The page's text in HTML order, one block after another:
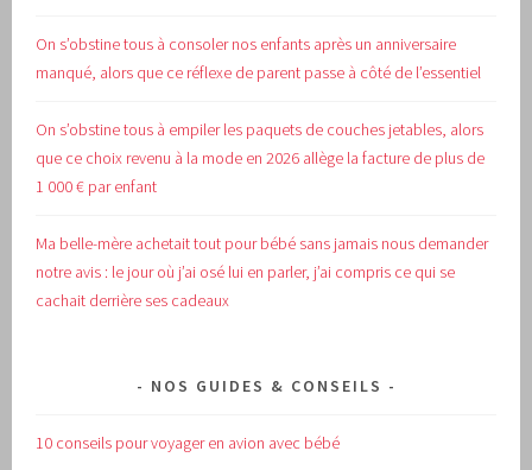
On s’obstine tous à consoler nos enfants après un anniversaire
manqué, alors que ce réflexe de parent passe à côté de l’essentiel
On s’obstine tous à empiler les paquets de couches jetables, alors
que ce choix revenu à la mode en 2026 allège la facture de plus de
1 000 € par enfant
Ma belle-mère achetait tout pour bébé sans jamais nous demander
notre avis : le jour où j’ai osé lui en parler, j’ai compris ce qui se
cachait derrière ses cadeaux
NOS GUIDES & CONSEILS
10 conseils pour voyager en avion avec bébé